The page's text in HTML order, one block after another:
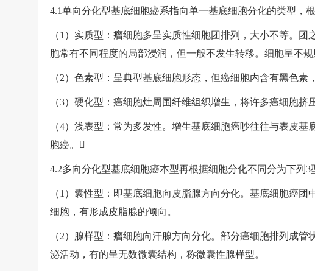
4.1单向分化型基底细胞癌系指向单一基底细胞分化的类型，
（1）实质型：瘤细胞多呈实质性细胞团排列，大小不等。
胞常有不同程度的局部浸润，但一般不发生转移。细胞呈不
（2）色素型：呈典型基底细胞形态，但癌细胞内含有黑色素
（3）硬化型：癌细胞灶周围纤维组织增生，将许多癌细胞挤
（4）浅表型：常为多发性。增生基底细胞癌吵往往与表皮
胞癌。
4.2多向分化型基底细胞癌本型再根据细胞分化不同分为下列3
（1）囊性型：即基底细胞向皮脂腺方向分化。基底细胞癌
细胞，有形成皮脂腺的倾向。
（2）腺样型：瘤细胞向汗腺方向分化。部分癌细胞排列成
泌活动，有的呈无数微囊结构，称微囊性腺样型。